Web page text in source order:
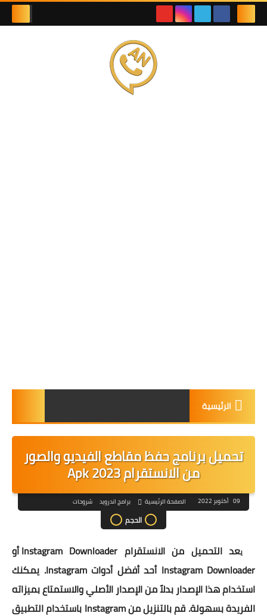
الرئيسية
تحميل برنامج حفظ مقاطع الفيديو والصور
من الانستقرام Apk 2023
09 أكتوبر 2022 الصفحة الرئيسية برامج اندرويد شروحات
الحجم
ي
عد التحميل من الانستقرام Instagram Downloader أو
Instagram Downloader أحد أفضل أدوات Instagram. يمكنك
استخدام هذا الإصدار بدلاً من الإصدار الأصلي والاستمتاع بميزاته
الفريدة بسهولة. قم بالتنزيل من Instagram باستخدام التطبيق